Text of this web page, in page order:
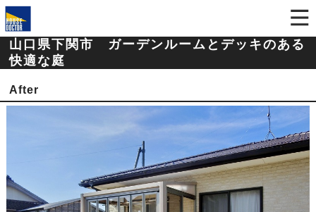
山口県下関市 ガーデンルームとデッキのある
快適な庭
After